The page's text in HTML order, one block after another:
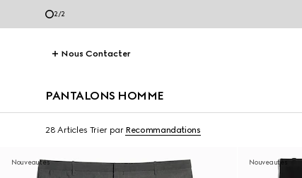
2/2
Nous Contacter
PANTALONS HOMME
28 Articles Trier par Recommandations
Nouveautés Nouveautés